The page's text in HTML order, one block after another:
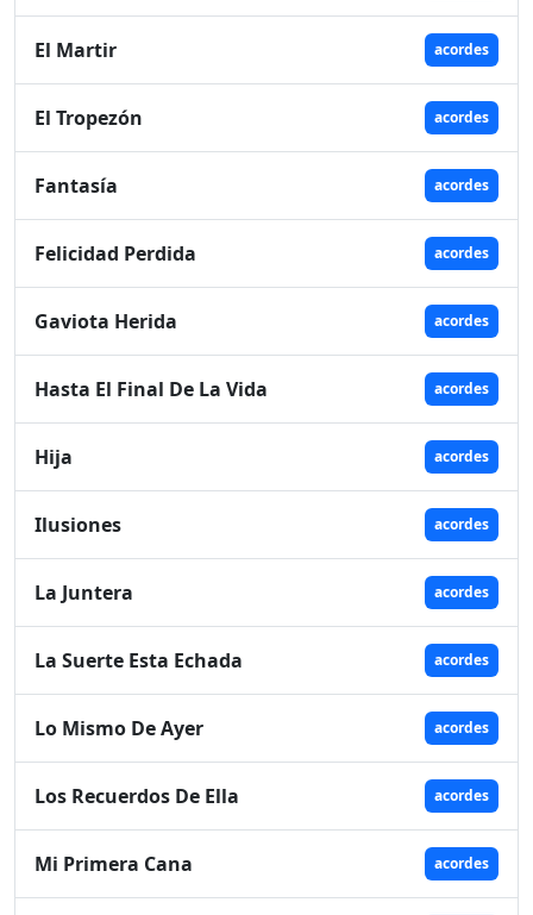
El Martir acordes
El Tropezón acordes
Fantasía acordes
Felicidad Perdida acordes
Gaviota Herida acordes
Hasta El Final De La Vida acordes
Hija acordes
Ilusiones acordes
La Juntera acordes
La Suerte Esta Echada acordes
Lo Mismo De Ayer acordes
Los Recuerdos De Ella acordes
Mi Primera Cana acordes